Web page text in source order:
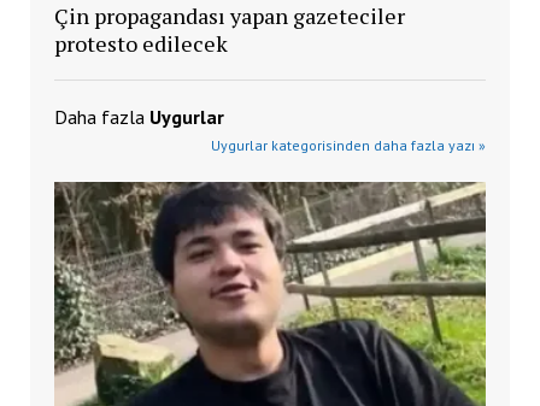
Çin propagandası yapan gazeteciler
protesto edilecek
Daha fazla Uygurlar
Uygurlar kategorisinden daha fazla yazı »